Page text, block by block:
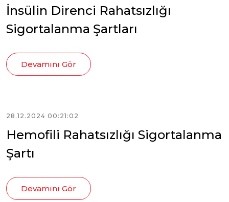
İnsülin Direnci Rahatsızlığı
Sigortalanma Şartları
Devamını Gör
28.12.2024 00:21:02
Hemofili Rahatsızlığı Sigortalanma
Şartı
Devamını Gör